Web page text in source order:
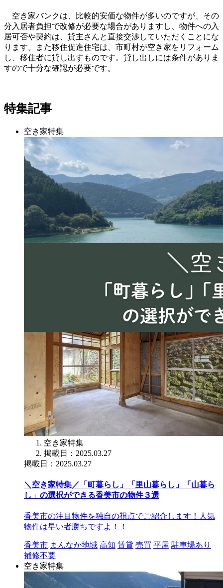
空き家バンクは、比較的安価な物件が多いのですが、その
分入居者負担で改修が必要な場合がありますし、物件への入
居可否や契約は、貸主さんと直接交渉していただくことにな
ります。また移住促進住宅は、市町村が空き家をリフォーム
し、移住者に貸し出すものです。貸し出しには条件がありま
すので十分な確認が必要です。
特集記事
空き家特集
空き家特集
掲載日：2025.03.27
掲載日：2025.03.27
＼空き家特集／「町暮らし」「里山暮らし」「山暮ら
し」の選択ができる香美市の物件３選
香美市の注目物件を独自の視点でご紹介します！人気
物件は早い者勝ちですよ！！
香美市 まんなか地域 高知 賃貸 売買 平屋 駐車場あり
補修不要
空き家特集